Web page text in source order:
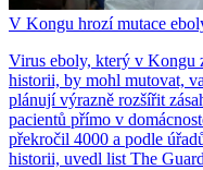
V Kongu hrozí mutace
Virus eboly, který v Kongu
historii, by mohl mutovat,
plánují výrazně rozšířit
pacientů přímo v
překročil 4000 a podle
historii, uvedl list The